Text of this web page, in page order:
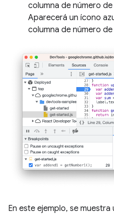
columna de número de
Aparecerá un ícono
columna de número de
En este ejemplo, se